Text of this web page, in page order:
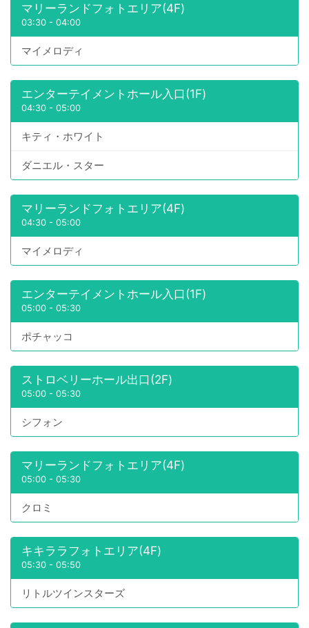
マリーランドフォトエリア(4F)
03:30 - 04:00
マイメロディ
エンターテイメントホール入口(1F)
04:30 - 05:00
キティ・ホワイト
ダニエル・スター
マリーランドフォトエリア(4F)
04:30 - 05:00
マイメロディ
エンターテイメントホール入口(1F)
05:00 - 05:30
ポチャッコ
ストロベリーホール出口(2F)
05:00 - 05:30
シフォン
マリーランドフォトエリア(4F)
05:00 - 05:30
クロミ
キキララフォトエリア(4F)
05:30 - 05:50
リトルツインスターズ